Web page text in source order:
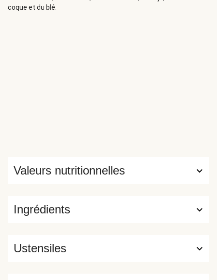
coque et du blé.
Ingrédients
Valeurs nutritionnelles
Ustensiles